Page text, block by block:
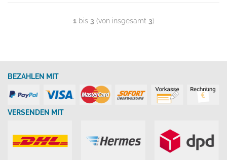
1bis 3 (von insgesamt 3)
BEZAHLEN MIT
VERSENDEN MIT